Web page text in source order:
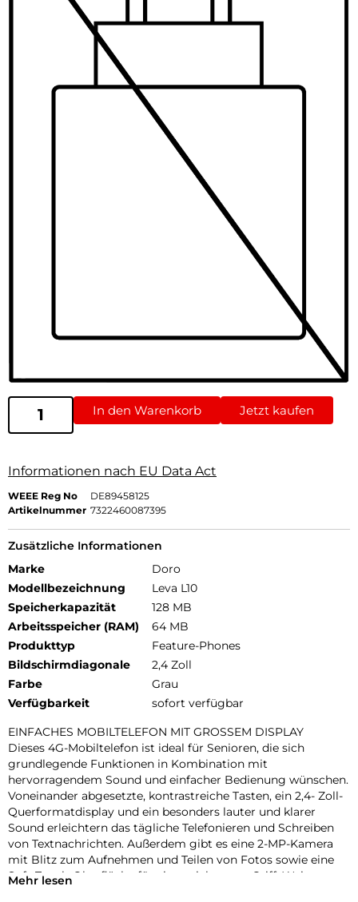
In den Warenkorb Jetzt kaufen
Informationen nach EU Data Act
WEEE Reg No
DE89458125
Artikelnummer 7322460087395
Zusätzliche Informationen
Marke
Doro
Modellbezeichnung
Leva L10
Speicherkapazität
128 MB
Arbeitsspeicher (RAM)
64 MB
Produkttyp
Feature-Phones
Bildschirmdiagonale
2,4 Zoll
Farbe
Grau
Verfügbarkeit
sofort verfügbar
EINFACHES MOBILTELEFON MIT GROSSEM DISPLAY
Dieses 4G-Mobiltelefon ist ideal für Senioren, die sich
grundlegende Funktionen in Kombination mit
hervorragendem Sound und einfacher Bedienung wünschen.
Voneinander abgesetzte, kontrastreiche Tasten, ein 2,4- Zoll-
Querformatdisplay und ein besonders lauter und klarer
Sound erleichtern das tägliche Telefonieren und Schreiben
von Textnachrichten. Außerdem gibt es eine 2-MP-Kamera
mit Blitz zum Aufnehmen und Teilen von Fotos sowie eine
Soft-Touch-Oberfläche für einen sichereren Griff. Weitere
Mehr lesen